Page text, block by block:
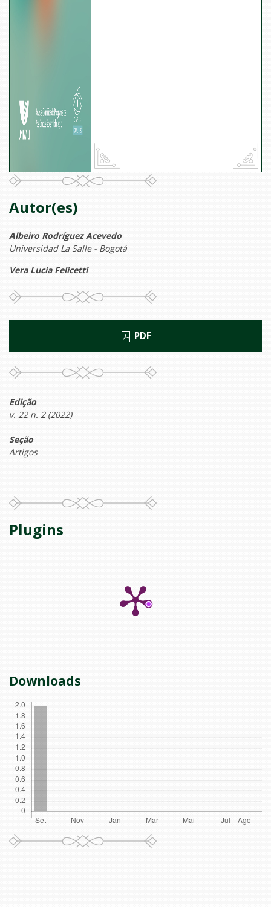
Autor(es)
Albeiro Rodríguez Acevedo
Universidad La Salle - Bogotá
Vera Lucia Felicetti
PDF
Edição
v. 22 n. 2 (2022)
Seção
Artigos
Plugins
Downloads